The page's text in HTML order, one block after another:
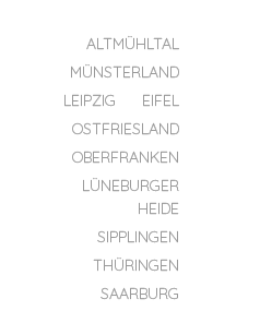
MENU
SKIP TO CONTENT
ALTMÜHLTAL
MÜNSTERLAND
LEIPZIG
EIFEL
OSTFRIESLAND
OBERFRANKEN
LÜNEBURGER
HEIDE
SIPPLINGEN
THÜRINGEN
SAARBURG